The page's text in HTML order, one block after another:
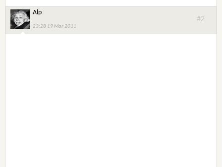
Alp
23:28 19 Mar 2011
#2